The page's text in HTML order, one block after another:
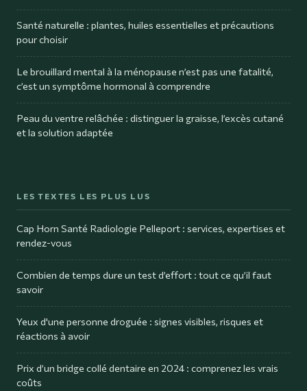
Santé naturelle : plantes, huiles essentielles et précautions
pour choisir
Le brouillard mental à la ménopause n’est pas une fatalité,
c’est un symptôme hormonal à comprendre
Peau du ventre relâchée : distinguer la graisse, l’excès cutané
et la solution adaptée
LES TEXTES LES PLUS LUS
Cap Horn Santé Radiologie Pelleport : services, expertises et
rendez-vous
Combien de temps dure un test d’effort : tout ce qu’il faut
savoir
Yeux d'une personne droguée : signes visibles, risques et
réactions à avoir
Prix d’un bridge collé dentaire en 2024 : comprenez les vrais
coûts